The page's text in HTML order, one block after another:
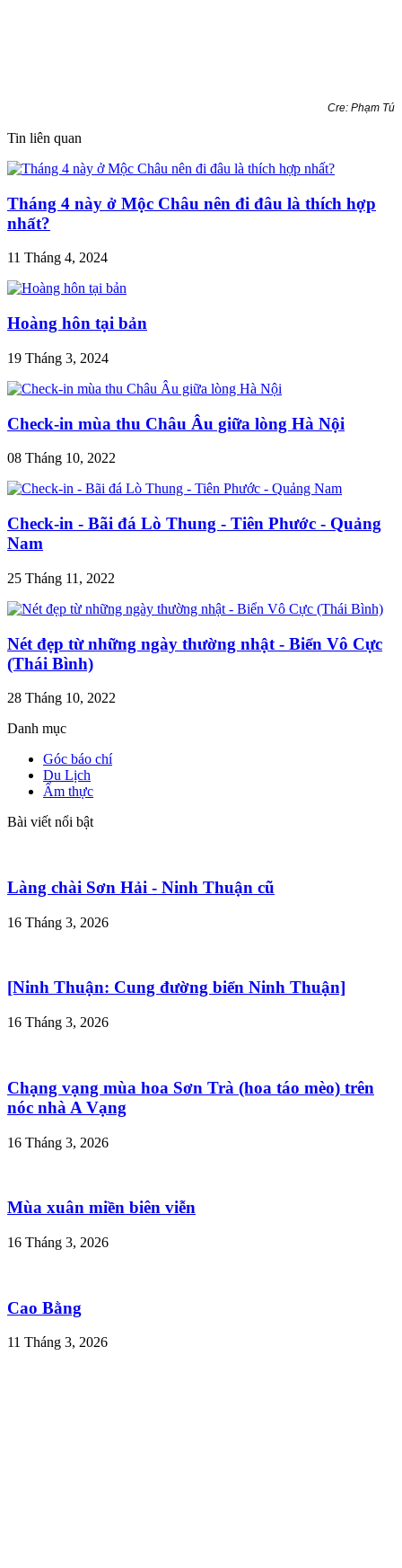
Cre: Phạm Tú
Tin liên quan
Tháng 4 này ở Mộc Châu nên đi đâu là thích hợp
nhất?
11 Tháng 4, 2024
Hoàng hôn tại bản
19 Tháng 3, 2024
Check-in mùa thu Châu Âu giữa lòng Hà Nội
08 Tháng 10, 2022
Check-in - Bãi đá Lò Thung - Tiên Phước - Quảng
Nam
25 Tháng 11, 2022
Nét đẹp từ những ngày thường nhật - Biển Vô Cực
(Thái Bình)
28 Tháng 10, 2022
Danh mục
Góc báo chí
Du Lịch
Ẩm thực
Bài viết nổi bật
Làng chài Sơn Hải - Ninh Thuận cũ
16 Tháng 3, 2026
[Ninh Thuận: Cung đường biển Ninh Thuận]
16 Tháng 3, 2026
Chạng vạng mùa hoa Sơn Trà (hoa táo mèo) trên
nóc nhà A Vạng
16 Tháng 3, 2026
Mùa xuân miền biên viễn
16 Tháng 3, 2026
Cao Bằng
11 Tháng 3, 2026